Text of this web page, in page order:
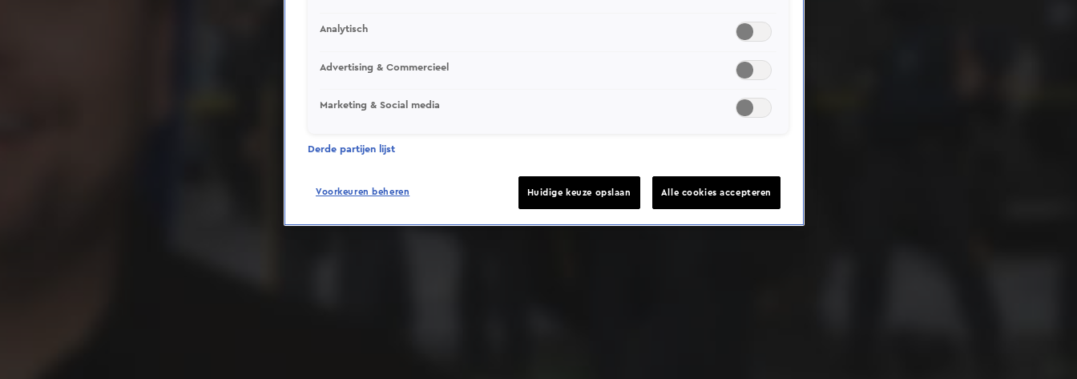
Deze video is niet beschikbaar op je huidige locatie
Analytisch
Advertising & Commercieel
Marketing & Social media
Derde partijen lijst
Voorkeuren beheren Huidige keuze opslaan Alle cookies accepteren